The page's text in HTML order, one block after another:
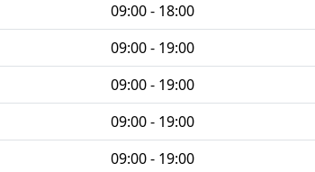
09:00 - 18:00
09:00 - 19:00
09:00 - 19:00
09:00 - 19:00
09:00 - 19:00